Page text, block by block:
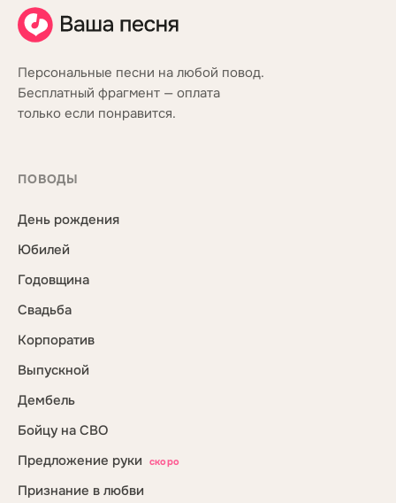
Персональные песни на любой повод.
Бесплатный фрагмент — оплата
только если понравится.
ПОВОДЫ
День рождения
Юбилей
Годовщина
Свадьба
Корпоратив
Выпускной
Дембель
Бойцу на СВО
Предложение руки
скоро
Признание в любви